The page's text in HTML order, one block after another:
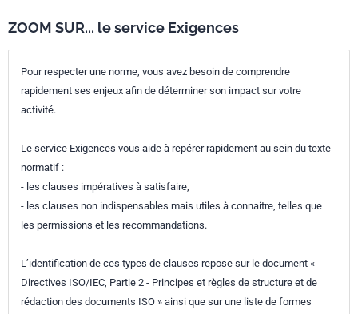
ZOOM SUR... le service Exigences
Pour respecter une norme, vous avez besoin de comprendre
rapidement ses enjeux afin de déterminer son impact sur votre
activité.
Le service Exigences vous aide à repérer rapidement au sein du texte
normatif :
- les clauses impératives à satisfaire,
- les clauses non indispensables mais utiles à connaitre, telles que
les permissions et les recommandations.
L’identification de ces types de clauses repose sur le document «
Directives ISO/IEC, Partie 2 - Principes et règles de structure et de
rédaction des documents ISO » ainsi que sur une liste de formes